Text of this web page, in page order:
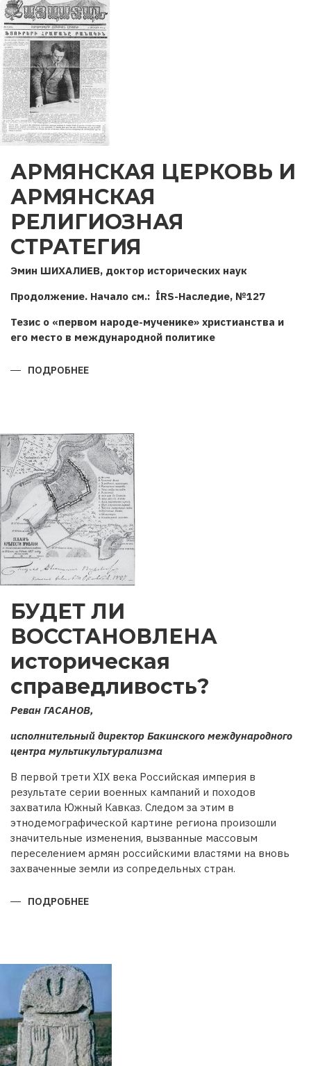
АРМЯНСКАЯ ЦЕРКОВЬ И
АРМЯНСКАЯ
РЕЛИГИОЗНАЯ
СТРАТЕГИЯ
Эмин ШИХАЛИЕВ, доктор исторических наук
Продолжение. Начало см.: İRS-Наследие, №127
Тезис о «первом народе-мученике» христианства и
его место в международной политике
ПОДРОБНЕЕ
БУДЕТ ЛИ
ВОССТАНОВЛЕНА
историческая
справедливость?
Реван ГАСАНОВ,
исполнительный директор Бакинского международного
центра мультикультурализма
В первой трети XIX века Российская империя в
результате серии военных кампаний и походов
захватила Южный Кавказ. Следом за этим в
этнодемографической картине региона произошли
значительные изменения, вызванные массовым
переселением армян российскими властями на вновь
захваченные земли из сопредельных стран.
ПОДРОБНЕЕ